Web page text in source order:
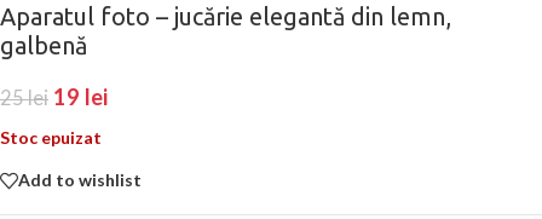
Aparatul foto – jucărie elegantă din lemn,
galbenă
25lei 19 lei
Stoc epuizat
Add to wishlist